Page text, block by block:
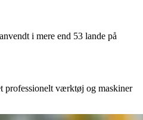
i mere end 53 lande på
professionelt værktøj og maskiner